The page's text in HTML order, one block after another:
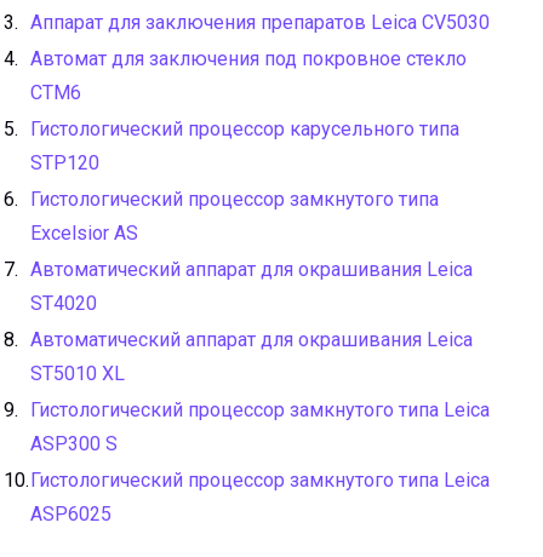
Аппарат для заключения препаратов Leica CV5030
Автомат для заключения под покровное стекло
CTM6
Гистологический процессор карусельного типа
STP120
Гистологический процессор замкнутого типа
Excelsior AS
Автоматический аппарат для окрашивания Leica
ST4020
Автоматический аппарат для окрашивания Leica
ST5010 XL
Гистологический процессор замкнутого типа Leica
ASP300 S
Гистологический процессор замкнутого типа Leica
ASP6025